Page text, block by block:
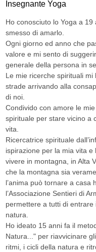
Insegnante Yoga
Ho conosciuto lo Yoga a
smesso di amarlo.
Ogni giorno ed anno che
valore e mi sento di
generale della persona in
Le mie ricerche spirituali
strade arrivando alla
di noi.
Condivido con amore le
spirituale per stare vicino a
vita.
Ricercatrice spirituale
ispirazione per la mia vita
vivere in montagna, in Alta
che la montagna sia
l’anima può tornare a casa
l’Associazione Sentieri di
permettere a tutti di
natura.
Ho ideato 15 anni fa il
Natura..." per riavvicinare
ritmi, i cicli della natura e